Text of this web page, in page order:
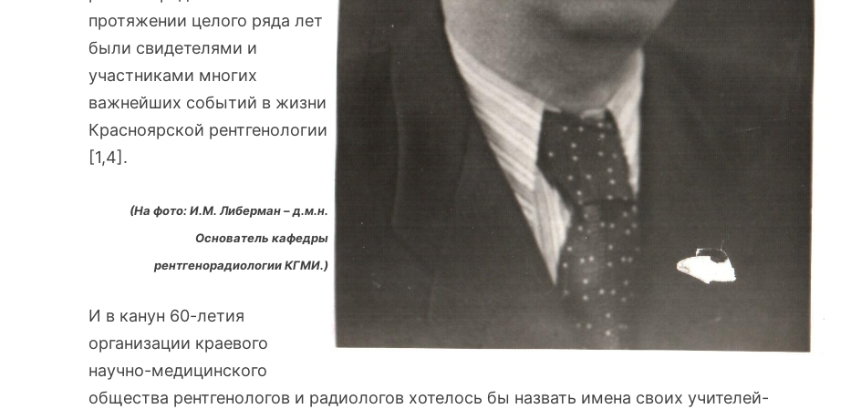
протяжении целого ряда лет
были свидетелями и
участниками многих
важнейших событий в жизни
Красноярской рентгенологии
[1,4].
(На фото: И.М. Либерман – д.м.н.
Основатель кафедры
рентгенорадиологии КГМИ.)
И в канун 60-летия
организации краевого
научно-медицинского
общества рентгенологов и радиологов хотелось бы назвать имена своих учителей-